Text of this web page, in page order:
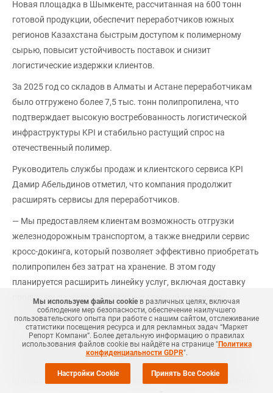
Новая площадка в Шымкенте, рассчитанная на 600 тонн
готовой продукции, обеспечит переработчиков южных
регионов Казахстана быстрым доступом к полимерному
сырью, повысит устойчивость поставок и снизит
логистические издержки клиентов.
За 2025 год со складов в Алматы и Астане переработчикам
было отгружено более 7,5 тыс. тонн полипропилена, что
подтверждает высокую востребованность логистической
инфраструктуры KPI и стабильно растущий спрос на
отечественный полимер.
Руководитель службы продаж и клиентского сервиса KPI
Дамир Абельдинов отметил, что компания продолжит
расширять сервисы для переработчиков.
— Мы предоставляем клиентам возможность отгрузки
железнодорожным транспортом, а также внедрили сервис
кросс-докинга, который позволяет эффективно приобретать
полипропилен без затрат на хранение. В этом году
планируется расширить линейку услуг, включая доставку
продукции до железнодорожных станций и тупиков
клиентов, — сообщил Д.Абельдинов.
Открытие третьего склада укрепляет позиции KPI на
внутреннем рынке и способствует развитию переработки
полимеров в Казахстане. Компания продолжает курс на
повышение доступности полимерной продукции, внедрение
Мы используем файлы cookieв различных целях, включая
соблюдение мер безопасности, обеспечение наилучшего
пользовательского опыта при работе с нашим сайтом, отслеживание
статистики посещения ресурса и для рекламных задач “Маркет
Репорт Компани”. Более детальную информацию о правилах
использования файлов cookie вы найдёте на странице "Политика
конфиденциальности GDPR".
Настройки Cookie Принять Все Cookie